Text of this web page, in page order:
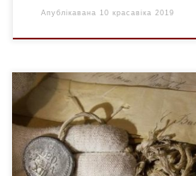
Апублікавана 10 красавіка 2019
Канцылярыя ВКЛ – дзяржаўная
дакументацыйна забяспечвала
органаў улады і кіравання,
Канцылярыя была задзейнічана